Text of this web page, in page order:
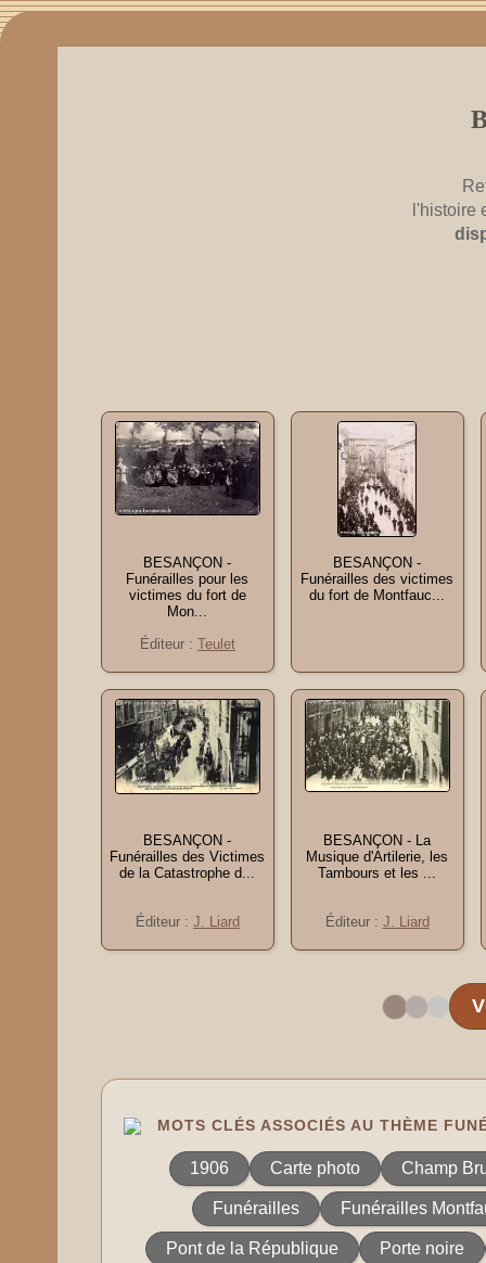
l'histoire
BESANÇON -
Funérailles pour les
victimes du fort de
Mon...
Éditeur : Teulet
BESANÇON -
Funérailles des victimes
du fort de Montfauc...
BESANÇON -
Funérailles des Victimes
de la Catastrophe d...
Éditeur : J. Liard
BESANÇON - La
Musique d'Artilerie, les
Tambours et les ...
Éditeur : J. Liard
MOTS CLÉS ASSOCIÉS AU THÈME
1906 Carte photo Champ
Funérailles Funérailles
Pont de la République Porte noire